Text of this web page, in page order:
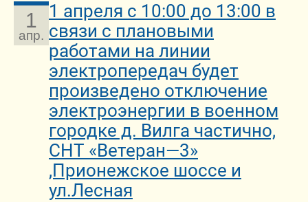
1
апр.
1 апреля с 10:00 до 13:00 в
связи с плановыми
работами на линии
электропередач будет
произведено отключение
электроэнергии в военном
городке д. Вилга частично,
СНТ «Ветеран—3»
,Прионежское шоссе и
ул.Лесная